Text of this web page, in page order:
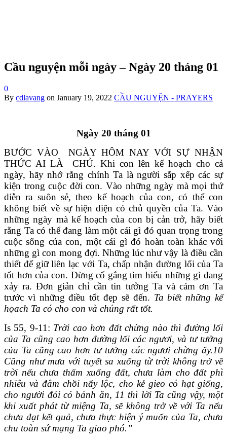
Cầu nguyện mỗi ngày – Ngày 20 tháng 01
0
By cdlavang on January 19, 2022 CẦU NGUYỆN - PRAYERS
Ngày 20 tháng 01
BƯỚC VÀO NGÀY HÔM NAY VỚI SỰ NHẬN
THỨC AI LÀ CHỦ. Khi con lên kế hoạch cho cả
ngày, hãy nhớ rằng chính Ta là người sắp xếp các sự
kiện trong cuộc đời con. Vào những ngày mà mọi thứ
diễn ra suôn sẻ, theo kế hoạch của con, có thể con
không biết về sự hiện diện có chủ quyền của Ta. Vào
những ngày mà kế hoạch của con bị cản trở, hãy biết
rằng Ta có thể đang làm một cái gì đó quan trọng trong
cuộc sống của con, một cái gì đó hoàn toàn khác với
những gì con mong đợi. Những lúc như vậy là điều cần
thiết để giữ liên lạc với Ta, chấp nhận đường lối của Ta
tốt hơn của con. Đừng cố gắng tìm hiểu những gì đang
xảy ra. Đơn giản chỉ cần tin tưởng Ta và cám ơn Ta
trước vì những điều tốt đẹp sẽ đến. Ta biết những kế
họach Ta có cho con và chúng rất tốt.
Is 55, 9-11: Trời cao hơn đất chừng nào thì đường lối
của Ta cũng cao hơn đường lối các ngươi, và tư tưởng
của Ta cũng cao hơn tư tưởng các ngươi chừng ấy.10
Cũng như mưa với tuyết sa xuống từ trời không trở về
trời nếu chưa thấm xuống đất, chưa làm cho đất phì
nhiêu và đâm chồi nẩy lộc, cho kẻ gieo có hạt giống,
cho người đói có bánh ăn, 11 thì lời Ta cũng vậy, một
khi xuất phát từ miệng Ta, sẽ không trở về với Ta nếu
chưa đạt kết quả, chưa thực hiện ý muốn của Ta, chưa
chu toàn sứ mạng Ta giao phó.”